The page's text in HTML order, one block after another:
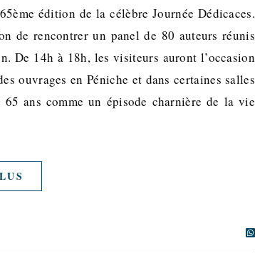
édition de la célèbre Journée Dédicaces.
de rencontrer un panel de 80 auteurs réunis
De 14h à 18h, les visiteurs auront l’occasion
ouvrages en Péniche et dans certaines salles
ans comme un épisode charnière de la vie